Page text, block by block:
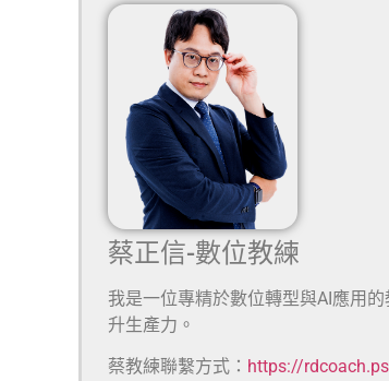
蔡正信-數位教練
我是一位專精於數位轉型與AI應用
升生產力。
蔡教練聯繫方式： https://